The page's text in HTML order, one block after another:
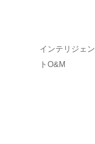
インテリジェン
トO&M